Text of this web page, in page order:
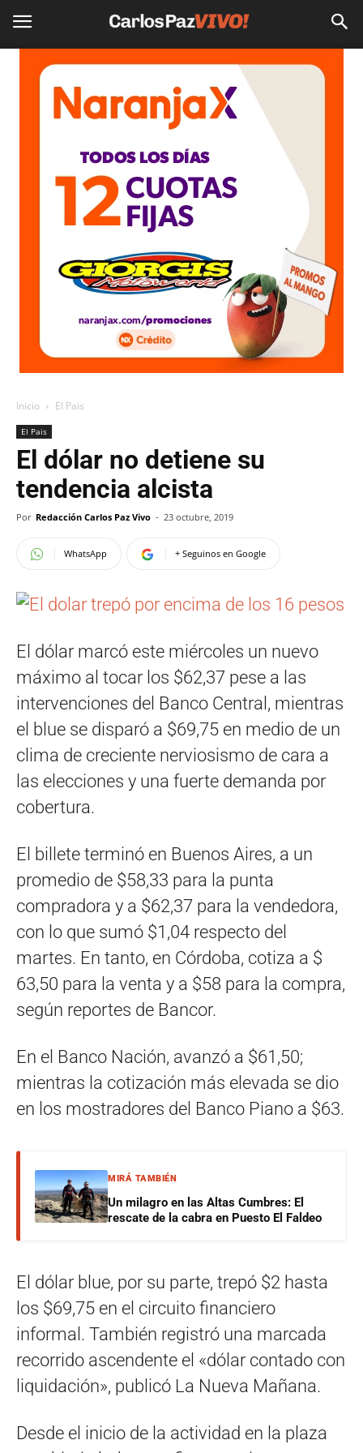
Inicio El Pais
El Pais
El dólar no detiene su
tendencia alcista
Por Redacción Carlos Paz Vivo - 23 octubre, 2019
WhatsApp + Seguinos en Google
El dólar marcó este miércoles un nuevo
máximo al tocar los $62,37 pese a las
intervenciones del Banco Central, mientras
el blue se disparó a $69,75 en medio de un
clima de creciente nerviosismo de cara a
las elecciones y una fuerte demanda por
cobertura.
El billete terminó en Buenos Aires, a un
promedio de $58,33 para la punta
compradora y a $62,37 para la vendedora,
con lo que sumó $1,04 respecto del
martes. En tanto, en Córdoba, cotiza a $
63,50 para la venta y a $58 para la compra,
según reportes de Bancor.
En el Banco Nación, avanzó a $61,50;
mientras la cotización más elevada se dio
en los mostradores del Banco Piano a $63.
MIRÁ TAMBIÉN
Un milagro en las Altas Cumbres: El
rescate de la cabra en Puesto El Faldeo
El dólar blue, por su parte, trepó $2 hasta
los $69,75 en el circuito financiero
informal. También registró una marcada
recorrido ascendente el «dólar contado con
liquidación», publicó La Nueva Mañana.
Desde el inicio de la actividad en la plaza